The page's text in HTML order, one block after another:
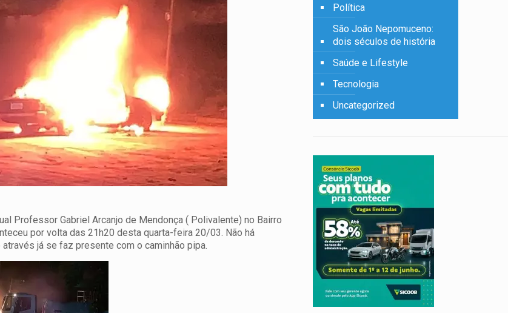
Professor Gabriel Arcanjo de Mendonça ( Polivalente) no Bairro
por volta das 21h20 desta quarta-feira 20/03. Não há
já se faz presente com o caminhão pipa.
Política
São João Nepomuceno:
dois séculos de história
Saúde e Lifestyle
Tecnologia
Uncategorized